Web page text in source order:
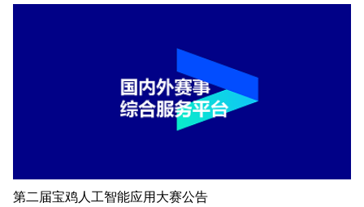
第二届宝鸡人工智能应用大赛公告